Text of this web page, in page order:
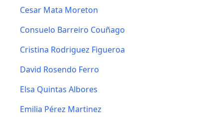
Cesar Mata Moreton
Consuelo Barreiro Couñago
Cristina Rodriguez Figueroa
David Rosendo Ferro
Elsa Quintas Albores
Emilia Pérez Martinez